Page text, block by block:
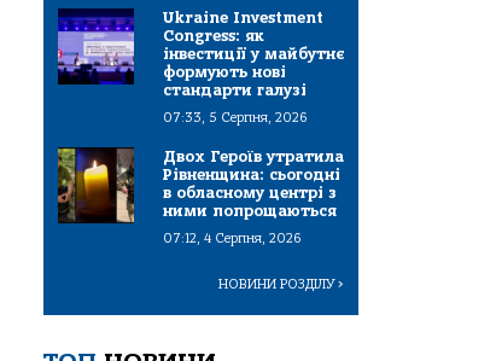
Ukraine Investment
Congress: як
інвестиції у майбутнє
формують нові
стандарти галузі
07:33, 5 Серпня, 2026
Двох Героїв утратила
Рівненщина: сьогодні
в обласному центрі з
ними попрощаються
07:12, 4 Серпня, 2026
НОВИНИ РОЗДІЛУ>